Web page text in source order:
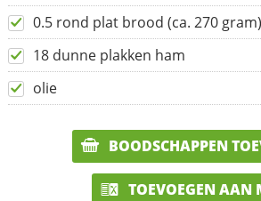
0.5 rond plat brood (ca. 270 gram)
18 dunne plakken ham
olie
BOODSCHAPPEN
TOEVOEGEN AAN